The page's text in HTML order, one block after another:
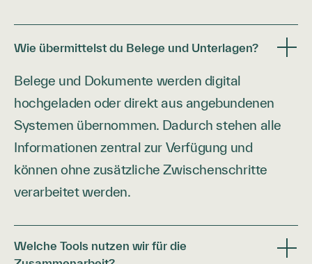
Wie übermittelst du Belege und Unterlagen?
Belege und Dokumente werden digital
hochgeladen oder direkt aus angebundenen
Systemen übernommen. Dadurch stehen alle
Informationen zentral zur Verfügung und
können ohne zusätzliche Zwischenschritte
verarbeitet werden.
Welche Tools nutzen wir für die